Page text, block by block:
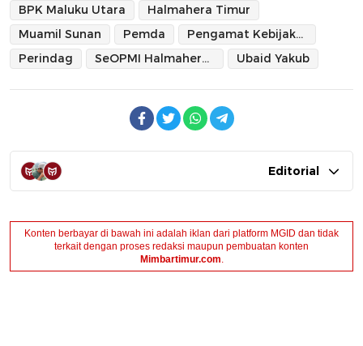
BPK Maluku Utara
Halmahera Timur
Muamil Sunan
Pemda
Pengamat Kebijakan Publik
Perindag
SeOPMI Halmahera Timur Ubaid Yakub
Editorial
Konten berbayar di bawah ini adalah iklan dari platform MGID dan tidak
terkait dengan proses redaksi maupun pembuatan konten
Mimbartimur.com